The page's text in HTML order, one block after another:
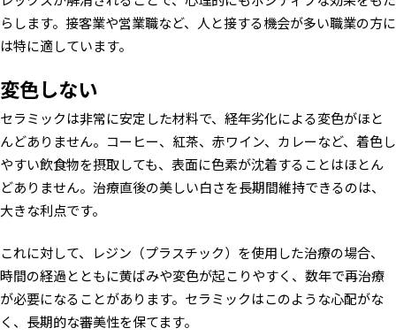
らします。接客業や営業職など、人と接する機会が多い職業の方に
は特に適しています。
変色しない
セラミックは非常に安定した材料で、経年劣化による変色がほと
んどありません。コーヒー、紅茶、赤ワイン、カレーなど、着色し
やすい飲食物を摂取しても、表面に色素が沈着することはほとん
どありません。治療直後の美しい白さを長期間維持できるのは、
大きな利点です。
これに対して、レジン（プラスチック）を使用した治療の場合、
時間の経過とともに黄ばみや変色が起こりやすく、数年で再治療
が必要になることがあります。セラミックはこのような心配がな
く、長期的な審美性を保てます。